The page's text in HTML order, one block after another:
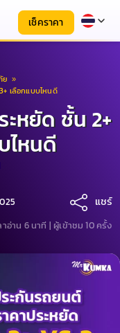
เช็คราคา
ย »
เลือกแบบไหนดี
หยัด ชั้น 2+
ไหนดี
แชร์
าอ่าน 6 นาที | ผู้เข้าชม 10 ครั้ง